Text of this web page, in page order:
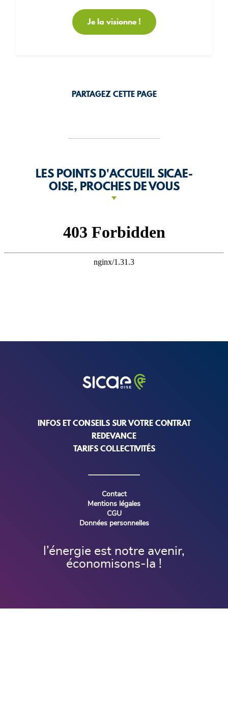
Je la visionne !
LES POINTS D'ACCUEIL SICAE-
OISE, PROCHES DE VOUS
PARTAGEZ CETTE PAGE
INFOS ET CONSEILS SUR VOTRE CONTRAT
REDEVANCE
TARIFS COLLECTIVITÉS
l’énergie est notre avenir,
économisons-la !
Contact
Mentions légales
CGU
Données personnelles